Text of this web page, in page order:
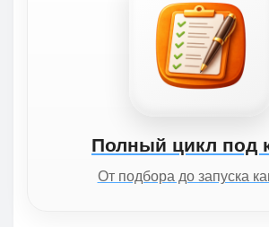
Полный цикл под
От подбора до запуска